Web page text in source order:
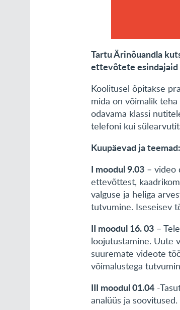
Tartu Ärinõuandla
ettevõtete
Koolitusel õpitakse
mida on võimalik
odavama klassi
telefoni kui
Kuupäevad ja teemad:
I moodul 9.03 – video
ettevõttest,
valguse ja heliga
tutvumine. Iseseisev
II moodul 16. 03 –
loojutustamine. Uute
suuremate videote
võimalustega
III moodul 01.04 -
analüüs ja